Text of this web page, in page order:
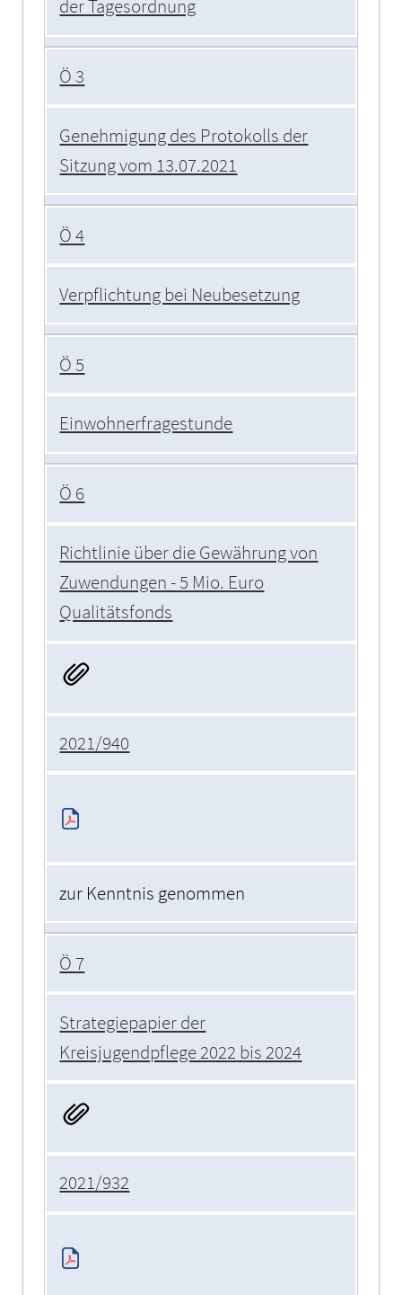
der Tagesordnung
Ö 3
Genehmigung des Protokolls der
Sitzung vom 13.07.2021
Ö 4
Verpflichtung bei Neubesetzung
Ö 5
Einwohnerfragestunde
Ö 6
Richtlinie über die Gewährung von
Zuwendungen - 5 Mio. Euro
Qualitätsfonds
2021/940
zur Kenntnis genommen
Ö 7
Strategiepapier der
Kreisjugendpflege 2022 bis 2024
2021/932